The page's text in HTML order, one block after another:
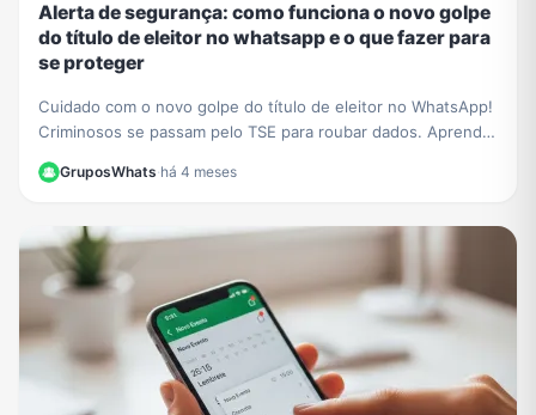
Alerta de segurança: como funciona o novo golpe
do título de eleitor no whatsapp e o que fazer para
se proteger
Cuidado com o novo golpe do título de eleitor no WhatsApp!
Criminosos se passam pelo TSE para roubar dados. Aprenda
GruposWhats·há 4 meses